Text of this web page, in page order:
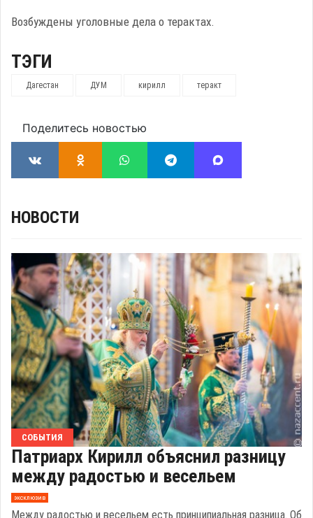
Возбуждены уголовные дела о терактах.
ТЭГИ
Дагестан ДУМ кирилл теракт
Поделитесь новостью
НОВОСТИ
СОБЫТИЯ
Патриарх Кирилл объяснил разницу
между радостью и весельем
эксклюзив
Между радостью и весельем есть принципиальная разница. Об